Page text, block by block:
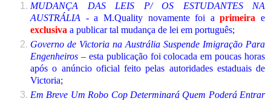
MUDANÇA DAS LEIS P/ OS ESTUDANTES NA
AUSTRÁLIA - a M.Quality novamente foi aprimeira e
exclusiva a publicar tal mudança de lei em português;
Governo de Victoria na Austrália Suspende Imigração Para
Engenheiros – esta publicação foi colocada em poucas horas
após o anúncio oficial feito pelas autoridades estaduais de
Victoria;
Em Breve Um Robo Cop Determinará Quem Poderá Entrar